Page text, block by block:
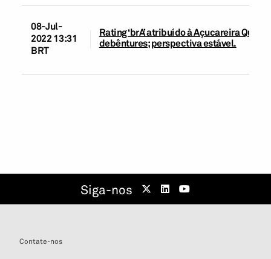
08-Jul-
2022 13:31
BRT
Rating ‘brA’ atribuído à Açucareira
debêntures; perspectiva estável.
Siga-nos
Contate-nos